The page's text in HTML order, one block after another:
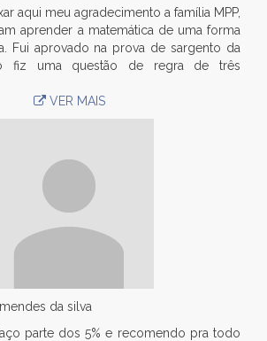
aqui meu agradecimento a família MPP,
aprender a matemática de uma forma
Fui aprovado na prova de sargento da
fiz uma questão de regra de três
VER MAIS
da silva
parte dos 5% e recomendo pra todo